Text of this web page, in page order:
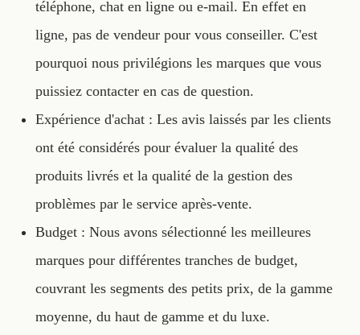
téléphone, chat en ligne ou e-mail. En effet en
ligne, pas de vendeur pour vous conseiller. C'est
pourquoi nous privilégions les marques que vous
puissiez contacter en cas de question.
Expérience d'achat : Les avis laissés par les clients
ont été considérés pour évaluer la qualité des
produits livrés et la qualité de la gestion des
problèmes par le service après-vente.
Budget : Nous avons sélectionné les meilleures
marques pour différentes tranches de budget,
couvrant les segments des petits prix, de la gamme
moyenne, du haut de gamme et du luxe.